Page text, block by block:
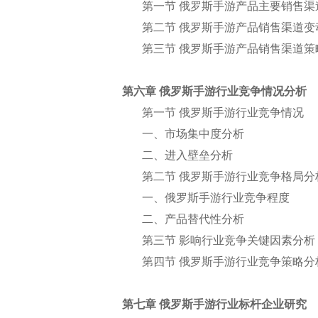
第一节 俄罗斯手游产品主要销售渠
第二节 俄罗斯手游产品销售渠道变
第三节 俄罗斯手游产品销售渠道策
第六章 俄罗斯手游行业竞争情况分析
第一节 俄罗斯手游行业竞争情况
一、市场集中度分析
二、进入壁垒分析
第二节 俄罗斯手游行业竞争格局分
一、俄罗斯手游行业竞争程度
二、产品替代性分析
第三节 影响行业竞争关键因素分析
第四节 俄罗斯手游行业竞争策略分
第七章 俄罗斯手游行业标杆企业研究